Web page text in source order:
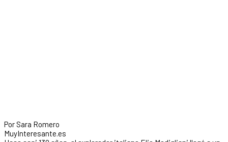
Por Sara Romero
MuyInteresante.es